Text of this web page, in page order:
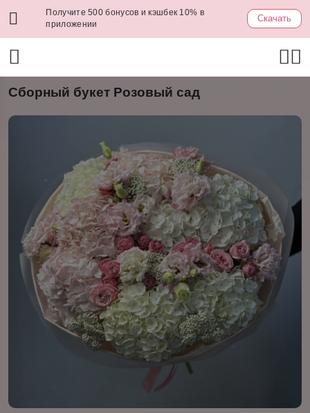
Получите 500 бонусов и кэшбек 10% в
приложении
Скачать
Сборный букет Розовый сад